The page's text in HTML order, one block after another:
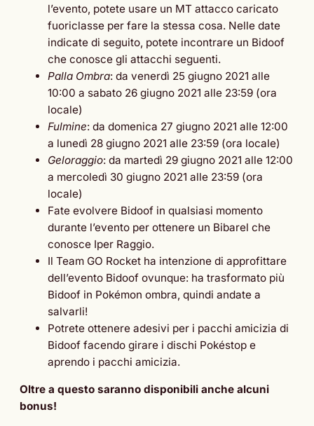
l’evento, potete usare un MT attacco caricato
fuoriclasse per fare la stessa cosa. Nelle date
indicate di seguito, potete incontrare un Bidoof
che conosce gli attacchi seguenti.
Palla Ombra: da venerdì 25 giugno 2021 alle
10:00 a sabato 26 giugno 2021 alle 23:59 (ora
locale)
Fulmine: da domenica 27 giugno 2021 alle 12:00
a lunedì 28 giugno 2021 alle 23:59 (ora locale)
Geloraggio: da martedì 29 giugno 2021 alle 12:00
a mercoledì 30 giugno 2021 alle 23:59 (ora
locale)
Fate evolvere Bidoof in qualsiasi momento
durante l’evento per ottenere un Bibarel che
conosce Iper Raggio.
Il Team GO Rocket ha intenzione di approfittare
dell’evento Bidoof ovunque: ha trasformato più
Bidoof in Pokémon ombra, quindi andate a
salvarli!
Potrete ottenere adesivi per i pacchi amicizia di
Bidoof facendo girare i dischi Pokéstop e
aprendo i pacchi amicizia.
Oltre a questo saranno disponibili anche alcuni
bonus!